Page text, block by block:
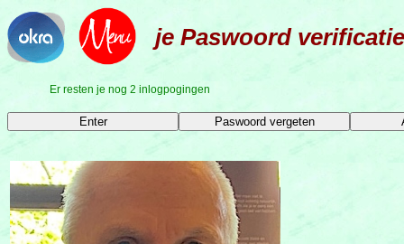
je Paswoord
Er resten je nog 2 inlogpogingen